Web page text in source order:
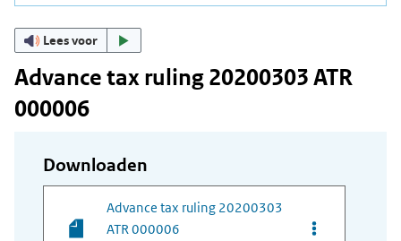
Lees voor
Advance tax ruling 20200303 ATR
000006
Downloaden
Advance tax ruling 20200303
ATR 000006
Opties van